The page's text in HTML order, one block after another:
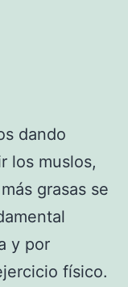
dando
los muslos,
grasas se
y por
físico.